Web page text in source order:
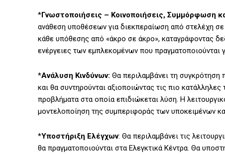
*Γνωστοποιήσεις – Κοινοποιήσεις, Συμμόρφωση
ανάθεση υποθέσεων για διεκπεραίωση από στελέχη σε
κάθε υπόθεσης από «άκρο σε άκρο», καταγράφοντας
ενέργειες των εμπλεκομένων που
*Ανάλυση Κινδύνων: Θα περιλαμβάνει τη συγκρότηση
και θα συντηρούνται αξιοποιώντας τις πιο
προβλήματα στα οποία επιδιώκεται λύση. Η
μοντελοποίηση της συμπεριφοράς των υποκειμένων
*Υποστήριξη Ελέγχων: Θα περιλαμβάνει τις
θα πραγματοποιούνται στα Ελεγκτικά Κέντρα. Θα